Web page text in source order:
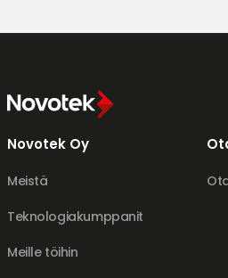
Novotek Oy
Meistä
Teknologiakumppanit
Meille töihin